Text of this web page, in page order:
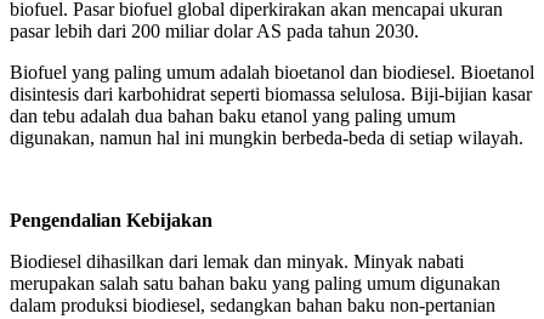
biofuel. Pasar biofuel global diperkirakan akan mencapai ukuran
pasar lebih dari 200 miliar dolar AS pada tahun 2030.
Biofuel yang paling umum adalah bioetanol dan biodiesel. Bioetanol
disintesis dari karbohidrat seperti biomassa selulosa. Biji-bijian kasar
dan tebu adalah dua bahan baku etanol yang paling umum
digunakan, namun hal ini mungkin berbeda-beda di setiap wilayah.
Pengendalian Kebijakan
Biodiesel dihasilkan dari lemak dan minyak. Minyak nabati
merupakan salah satu bahan baku yang paling umum digunakan
dalam produksi biodiesel, sedangkan bahan baku non-pertanian